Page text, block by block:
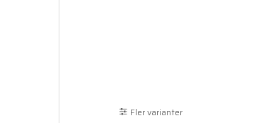
Fler varianter